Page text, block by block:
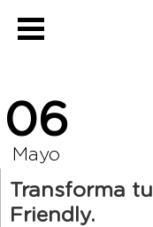
06
Mayo
Transforma
Friendly.